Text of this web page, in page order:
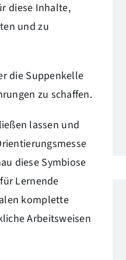
diese Inhalte,
und zu
die Suppenkelle
zu schaffen.
lassen und
diese Symbiose
Lernende
komplette
Arbeitsweisen